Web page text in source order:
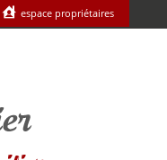
espace propriétaires